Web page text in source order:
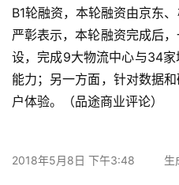
B1轮融资，本轮融资由京东
严彰表示，本轮融资完成后
设，完成9大物流中心与34
能力；另一方面，针对数据
户体验。（品途商业评论）
2018年5月8日 下午3:48 生